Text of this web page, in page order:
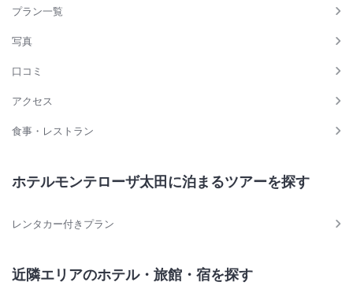
プラン一覧
写真
口コミ
アクセス
食事・レストラン
ホテルモンテローザ太田に泊まるツアーを探す
レンタカー付きプラン
近隣エリアのホテル・旅館・宿を探す